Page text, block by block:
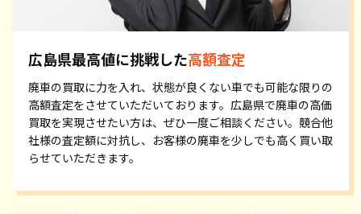
広島県最高値に挑戦した高額査定
廃車の買取に力を入れ、状態が良くない車でも可能な限りの
高額査定をさせていただいております。広島県で廃車の高価
買取を実現させたい方は、ぜひ一度ご相談ください。競合他
社様の査定額に対抗し、お客様の廃車を少しでも高く買い取
らせていただきます。